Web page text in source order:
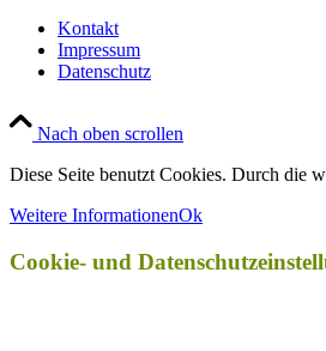
Kontakt
Impressum
Datenschutz
Nach oben scrollen
Diese Seite benutzt Cookies. Durch die
Weitere InformationenOk
Cookie- und